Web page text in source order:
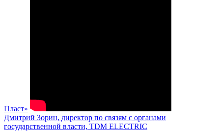
Пласт»
Дмитрий Зорин, директор по связям с органами
государственной власти, TDM ELECTRIC